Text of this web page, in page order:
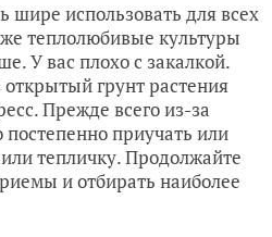
шире использовать для всех
теплолюбивые культуры
У вас плохо с закалкой.
грунт растения
Прежде всего из-за
приучать или
тепличку. Продолжайте
и отбирать наиболее